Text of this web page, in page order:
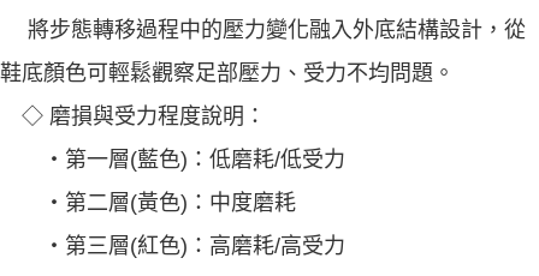
將步態轉移過程中的壓力變化融入外底結構設計，從
鞋底顏色可輕鬆觀察足部壓力、受力不均問題。
◇ 磨損與受力程度說明：
‧第一層(藍色)：低磨耗/低受力
‧第二層(黃色)：中度磨耗
‧第三層(紅色)：高磨耗/高受力